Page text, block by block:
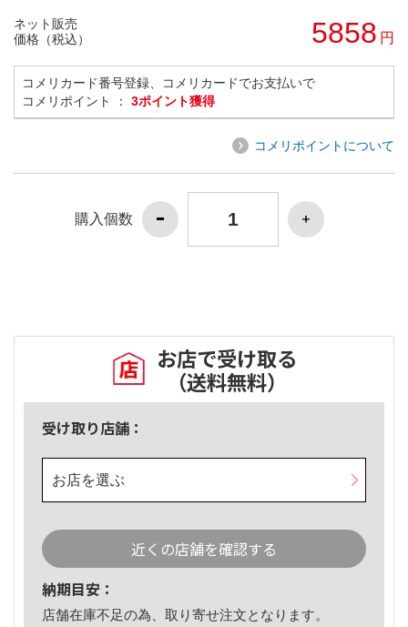
ネット販売
価格（税込）
5858 円
コメリカード番号登録、コメリカードでお支払いで
コメリポイント ： 3ポイント獲得
コメリポイントについて
購入個数
お店で受け取る
（送料無料）
受け取り店舗：
お店を選ぶ
近くの店舗を確認する
納期目安：
店舗在庫不足の為、取り寄せ注文となります。